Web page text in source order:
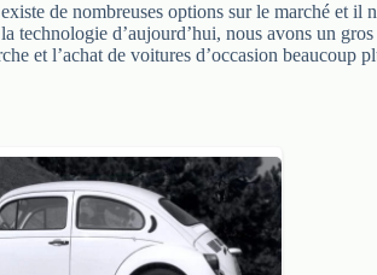
de nombreuses options sur le marché et il
technologie d’aujourd’hui, nous avons un gros
et l’achat de voitures d’occasion beaucoup